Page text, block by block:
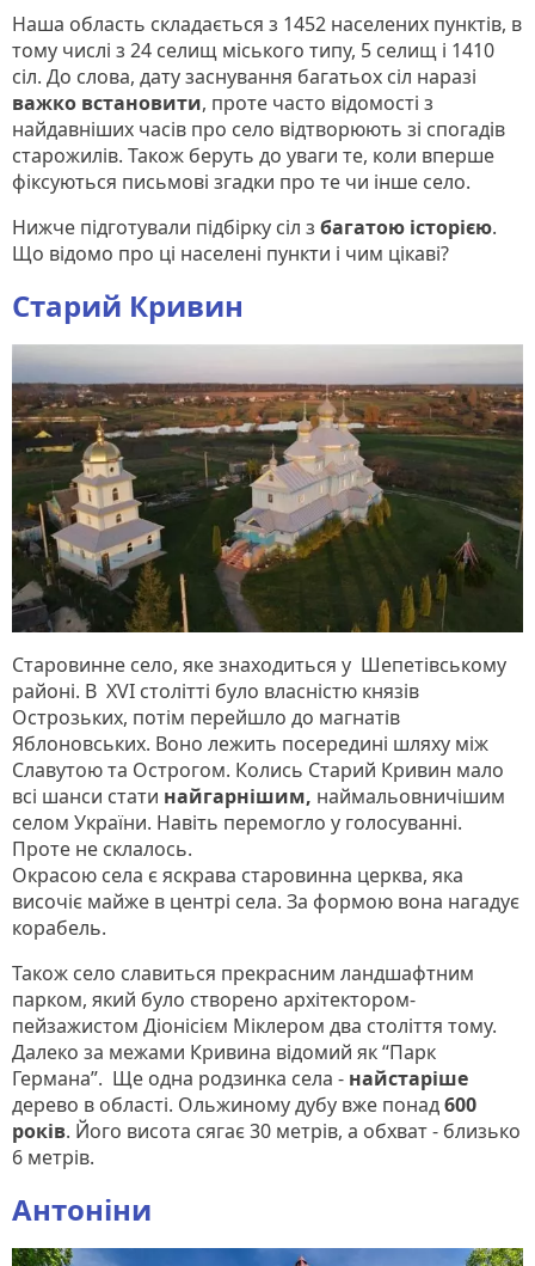
Наша область складається з 1452 населених пунктів, в
тому числі з 24 селищ міського типу, 5 селищ і 1410
сіл. До слова, дату заснування багатьох сіл наразі
важко встановити, проте часто відомості з
найдавніших часів про село відтворюють зі спогадів
старожилів. Також беруть до уваги те, коли вперше
фіксуються письмові згадки про те чи інше село.
Нижче підготували підбірку сіл з багатою історією.
Що відомо про ці населені пункти і чим цікаві?
Старий Кривин
Старовинне село, яке знаходиться у Шепетівському
районі. В XVI столітті було власністю князів
Острозьких, потім перейшло до магнатів
Яблоновських. Воно лежить посередині шляху між
Славутою та Острогом. Колись Старий Кривин мало
всі шанси стати найгарнішим, наймальовничішим
селом України. Навіть перемогло у голосуванні.
Проте не склалось.
Окрасою села є яскрава старовинна церква, яка
височіє майже в центрі села. За формою вона нагадує
корабель.
Також село славиться прекрасним ландшафтним
парком, який було створено архітектором-
пейзажистом Діонісієм Міклером два століття тому.
Далеко за межами Кривина відомий як “Парк
Германа”. Ще одна родзинка села - найстаріше
дерево в області. Ольжиному дубу вже понад600
років. Його висота сягає 30 метрів, а обхват - близько
6 метрів.
Антоніни